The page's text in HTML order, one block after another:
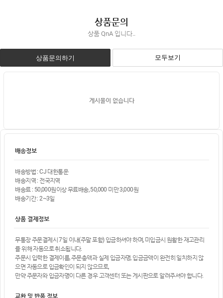
상품문의
상품 QnA 입니다..
상품문의하기 모두보기
게시물이 없습니다
배송정보
배송방법 : CJ 대한통운
배송지역 : 전국지역
배송료 : 50,000원이상 무료배송, 50,000 미만 3,000원
배송기간 : 2~3일
상품 결제정보
무통장 주문결제시 7일 이내(주말 포함) 입금하셔야 하며, 미입금시 원활한 재고관리
를 위해 자동으로 취소됩니다.
주문시 입력한 결제이름, 주문총액과 실제 입금자명, 입금금액이 완전히 일치하지 않
으면 자동으로 입금확인이 되지 않으므로,
만약 주문자와 입금자명이 다른 경우 고객센터 또는 게시판으로 알려주셔야 합니다.
교환 및 반품 정보